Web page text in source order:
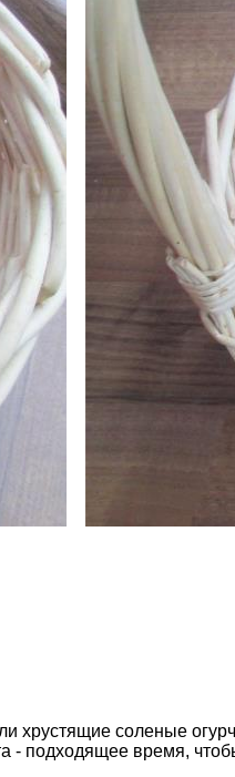
соленые
- подходящее время,